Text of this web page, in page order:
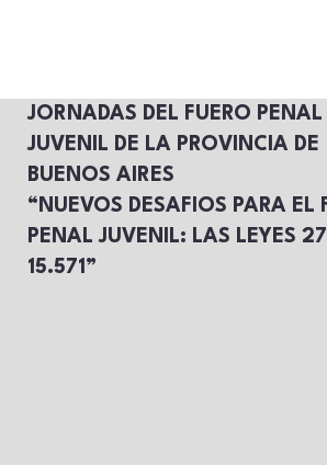
JORNADAS DEL FUERO PENAL
JUVENIL DE LA PROVINCIA DE
BUENOS AIRES
“NUEVOS DESAFIOS PARA EL
PENAL JUVENIL: LAS LEYES
15.571”